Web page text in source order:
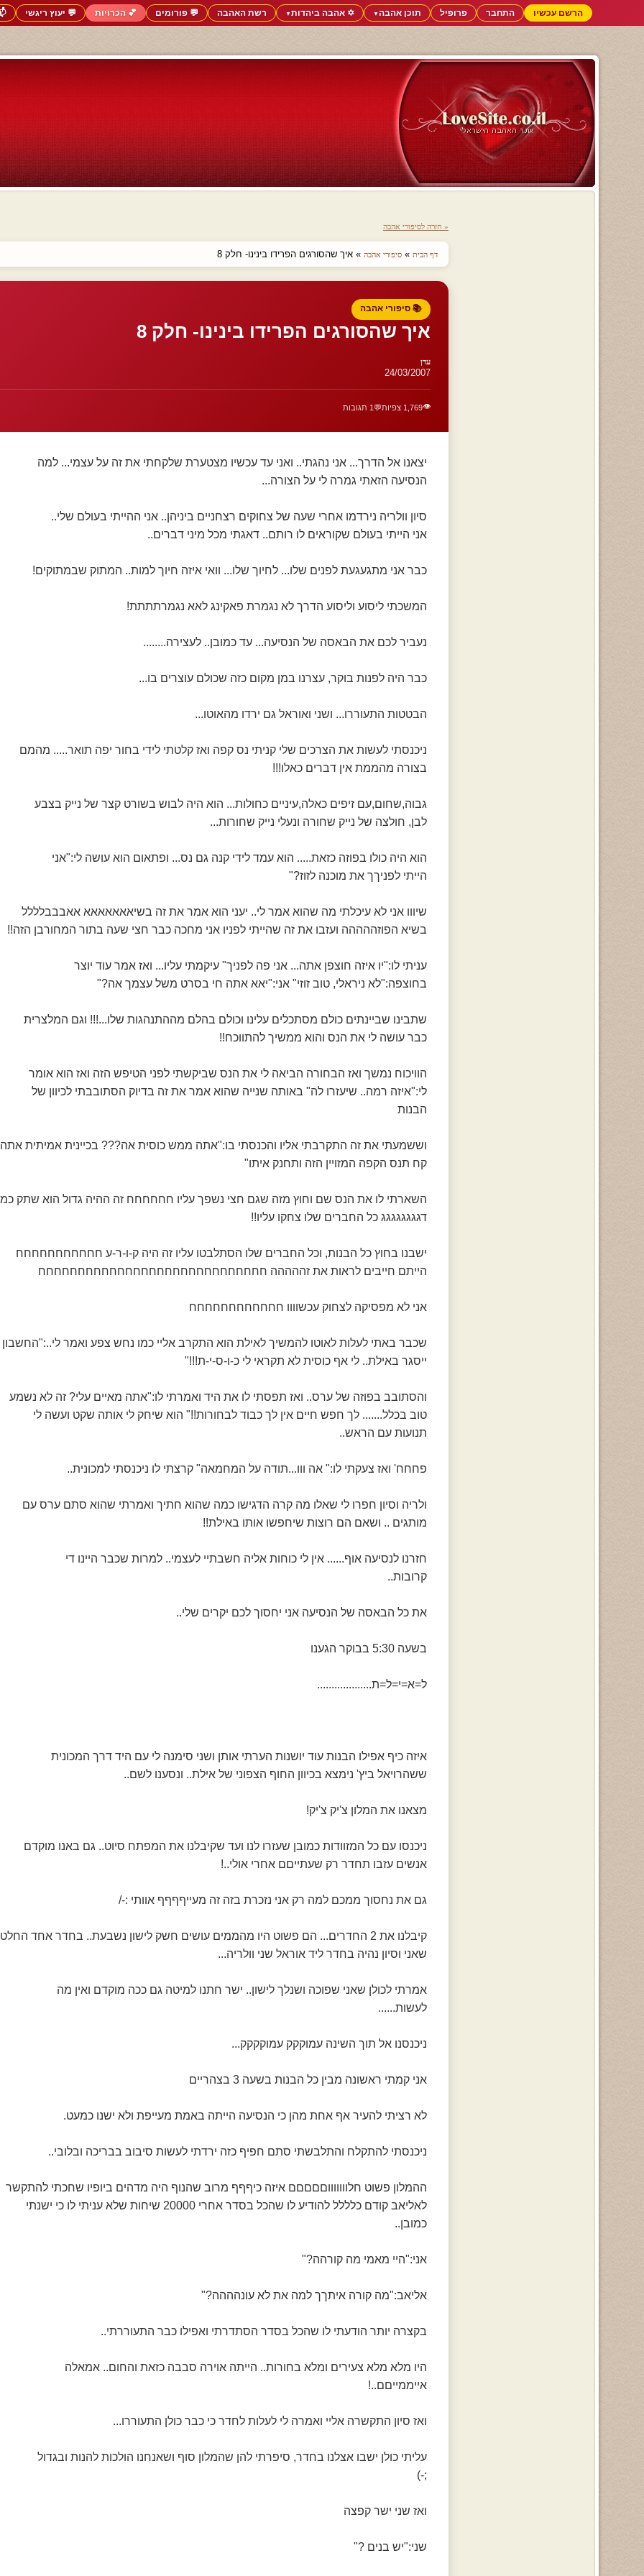
הרשם עכשיו התחבר פרופיל תוכן אהבה▼ ✡️ אהבה ביהדות▼ רשת האהבה 💬 פורומים 💕 הכרויות 💬 יעוץ ריגשי
« חזרה לסיפורי אהבה
דף הבית » סיפורי אהבה » איך שהסורגים הפרידו בינינו- חלק 8
📚 סיפורי אהבה
איך שהסורגים הפרידו בינינו- חלק 8
עדן
24/03/2007
👁️1,769 צפיות 💬 1 תגובות
יצאנו אל הדרך... אני נהגתי.. ואני עד עכשיו מצטערת שלקחתי את זה על עצמי... למה
הנסיעה הזאתי גמרה לי על הצורה...
סיון וולריה נירדמו אחרי שעה של צחוקים רצחניים ביניהן.. אני ההייתי בעולם שלי..
אני הייתי בעולם שקוראים לו רותם.. דאגתי מכל מיני דברים..
כבר אני מתגעגעת לפנים שלו... לחיוך שלו... וואי איזה חיוך למות.. המתוק שבמתוקים!
המשכתי ליסוע וליסוע הדרך לא נגמרת פאקינג לאא נגמרתתתת!
נעביר לכם את הבאסה של הנסיעה... עד כמובן.. לעצירה........
כבר היה לפנות בוקר, עצרנו במן מקום כזה שכולם עוצרים בו...
הבטטות התעוררו... ושני ואוראל גם ירדו מהאוטו...
ניכנסתי לעשות את הצרכים שלי קניתי נס קפה ואז קלטתי לידי בחור יפה תואר..... מהמם
בצורה מהממת אין דברים כאלו!!!
גבוה,שחום,עם זיפים כאלה,עיניים כחולות... הוא היה לבוש בשורט קצר של נייק בצבע
לבן, חולצה של נייק שחורה ונעלי נייק שחורות...
הוא היה כולו בפוזה כזאת..... הוא עמד לידי קנה גם נס... ופתאום הוא עושה לי:"אני
הייתי לפניךך את מוכנה לזוז?"
שיווו אני לא עיכלתי מה שהוא אמר לי.. יעני הוא אמר את זה בשיאאאאאאא אאבבבלללל
בשיא הפוזההההה ועזבו את זה שהייתי לפניו אני מחכה כבר חצי שעה בתור המחורבן הזה!!
עניתי לו:"יו איזה חוצפן אתה... אני פה לפניך" עיקמתי עליו... ואז אמר עוד יוצר
בחוצפה:"לא ניראלי, טוב זוזי" אני:"יאא אתה חי בסרט משל עצמך אה?"
שתבינו שביינתים כולם מסתכלים עלינו וכולם בהלם מההתנהגות שלו...!!! וגם המלצרית
כבר עושה לי את הנס והוא ממשיך להתווכח!!
הוויכוח נמשך ואז הבחורה הביאה לי את הנס שביקשתי לפני הטיפש הזה ואז הוא אומר
לי:"איזה רמה.. שיעזרו לה" באותה שנייה שהוא אמר את זה בדיוק הסתובבתי לכיוון של
הבנות
וששמעתי את זה התקרבתי אליו והכנסתי בו:"אתה ממש כוסית אה??? בכיינית אמיתית
קח תנס הקפה המזויין הזה ותחנק איתו"
השארתי לו את הנס שם וחוץ מזה שגם חצי נשפך עליו חחחחחח זה ההיה גדול הוא שתק
דגגגגגגגג כל החברים שלו צחקו עליו!!
ישבנו בחוץ כל הבנות, וכל החברים שלו הסתלבטו עליו זה היה ק-ו-ר-ע חחחחחחחחחחח
הייתם חייבים לראות את זההההה חחחחחחחחחחחחחחחחחחחחחחחחחחחחח
אני לא מפסיקה לצחוק עכשוווו חחחחחחחחחחחח
שכבר באתי לעלות לאוטו להמשיך לאילת הוא התקרב אליי כמו נחש צפע ואמר לי..:"החשבון
ייסגר באילת.. לי אף כוסית לא תקראי לי כ-ו-ס-י-ת!!!"
והסתובב בפוזה של ערס.. ואז תפסתי לו את היד ואמרתי לו:"אתה מאיים עלי? זה לא נשמע
טוב בכלל....... לך חפש חיים אין לך כבוד לבחורות!!" הוא שיחק לי אותה שקט ועשה לי
תנועות עם הראש..
פחחח' ואז צעקתי לו:" אה ווו...תודה על המחמאה" קרצתי לו ניכנסתי למכונית..
ולריה וסיון חפרו לי שאלו מה קרה הדגישו כמה שהוא חתיך ואמרתי שהוא סתם ערס עם
מותגים .. ושאם הם רוצות שיחפשו אותו באילת!!
חזרנו לנסיעה אוף...... אין לי כוחות אליה חשבתיי לעצמי.. למרות שכבר היינו די
קרובות..
את כל הבאסה של הנסיעה אני יחסוך לכם יקרים שלי..
בשעה 5:30 בבוקר הגענו
ל=א=י=ל=ת...................
איזה כיף אפילו הבנות עוד יושנות הערתי אותן ושני סימנה לי עם היד דרך המכונית
ששהרויאל ביץ' נימצא בכיוון החוף הצפוני של אילת.. ונסענו לשם..
מצאנו את המלון צ'יק צ'יק!
ניכנסו עם כל המזוודות כמובן שעזרו לנו ועד שקיבלנו את המפתח סיוט.. גם באנו מוקדם
אנשים עזבו תחדר רק שעתייםם אחרי אולי..!
גם את נחסוך ממכם למה רק אני נזכרת בזה זה מעייףףףף אוותי :-/
קיבלנו את 2 החדרים... הם פשוט היו מהממים עושים חשק לישון נשבעת.. בחדר אחד החלטנו
שאני וסיון נהיה בחדר ליד אוראל שני וולריה...
אמרתי לכולן שאני שפוכה ושנלך לישון.. ישר חתנו למיטה גם ככה מוקדם ואין מה
לעשות......
ניכנסנו אל תוך השינה עמוקקק עמוקקקק...
אני קמתי ראשונה מבין כל הבנות בשעה 3 בצהריים
לא רציתי להעיר אף אחת מהן כי הנסיעה הייתה באמת מעייפת ולא ישנו כמעט.
ניכנסתי להתקלח והתלבשתי סתם חפיף כזה ירדתי לעשות סיבוב בבריכה ובלובי..
ההמלון פשוט חלוווווווםםםםם איזה כיףףף מרוב שהנוף היה מדהים ביופיו שחכתי להתקשר
לאליאב קודם כלללל להודיע לו שהכל בסדר אחרי 20000 שיחות שלא עניתי לו כי ישנתי
כמובן..
אני:"היי מאמי מה קורהה?"
אליאב:"מה קורה איתךך למה את לא עונהההה?"
בקצרה יותר הודעתי לו שהכל בסדר הסתדרתי ואפילו כבר התעוררתי..
היו מלא מלא צעירים ומלא בחורות.. הייתה אוירה סבבה כזאת והחום.. אמאלה
אייממייםם..!
ואז סיון התקשרה אליי ואמרה לי לעלות לחדר כי כבר כולן התעוררו...
עליתי כולן ישבו אצלנו בחדר, סיפרתי להן שהמלון סוף ושאנחנו הולכות להנות ובגדול
;-)
ואז שני ישר קפצה
שני:"יש בנים ?"